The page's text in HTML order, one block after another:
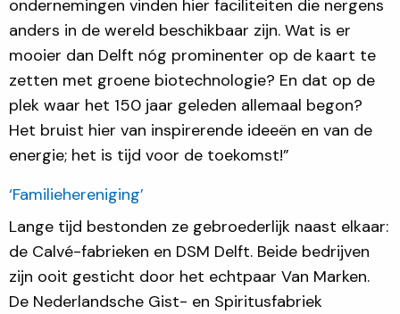
ondernemingen vinden hier faciliteiten die nergens
anders in de wereld beschikbaar zijn. Wat is er
mooier dan Delft nóg prominenter op de kaart te
zetten met groene biotechnologie? En dat op de
plek waar het 150 jaar geleden allemaal begon?
Het bruist hier van inspirerende ideeën en van de
energie; het is tijd voor de toekomst!”
‘Familiehereniging’
Lange tijd bestonden ze gebroederlijk naast elkaar:
de Calvé-fabrieken en DSM Delft. Beide bedrijven
zijn ooit gesticht door het echtpaar Van Marken.
De Nederlandsche Gist- en Spiritusfabriek